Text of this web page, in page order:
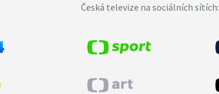
Česká televize na sociálních sítích: